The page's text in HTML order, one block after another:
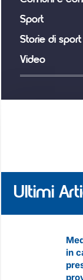
Sport
Storie di sport
Video
Ultimi
in